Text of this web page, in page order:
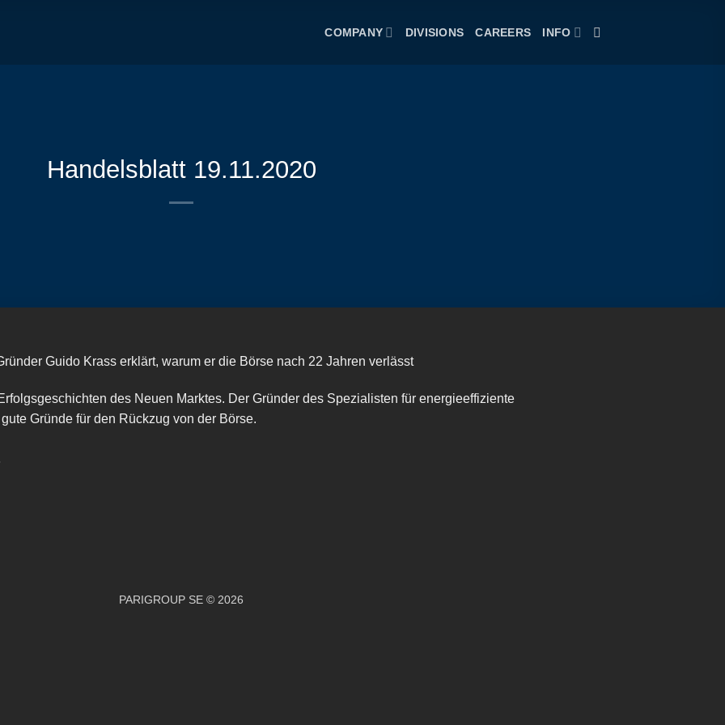
COMPANY DIVISIONS CAREERS INFO
Handelsblatt 19.11.2020
Guido Krass erklärt, warum er die Börse nach 22 Jahren verlässt
des Neuen Marktes. Der Gründer des Spezialisten für energieeffiziente
Gründe für den Rückzug von der Börse.
PARIGROUP SE © 2026